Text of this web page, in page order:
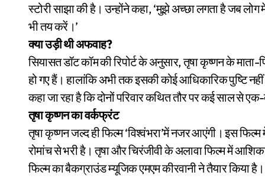
स्टोरी साझा की है। उन्होंने कहा, ‘मुझे अच्छा लगता है जब
भी तय करें।’
क्या उड़ी थी अफवाह?
सियासत डॉट कॉम की रिपोर्ट के अनुसार, तृषा कृष्णन के
हो गए हैं। हालांकि अभी तक इसकी कोई आधिकारिक पुष्टि
कहा जा रहा है कि दोनों परिवार कथित तौर पर कई साल से
तृषा कृष्णन का वर्कफ्रंट
तृषा कृष्णन जल्द ही फिल्म ‘विश्वंभरा’में नजर आएंगी। इस फिल्म
रोमांच से भरी है। तृषा और चिरंजीवी के अलावा फिल्म में
फिल्म का बैकग्राउंड म्यूजिक एमएम कीरवानी ने तैयार किया है।